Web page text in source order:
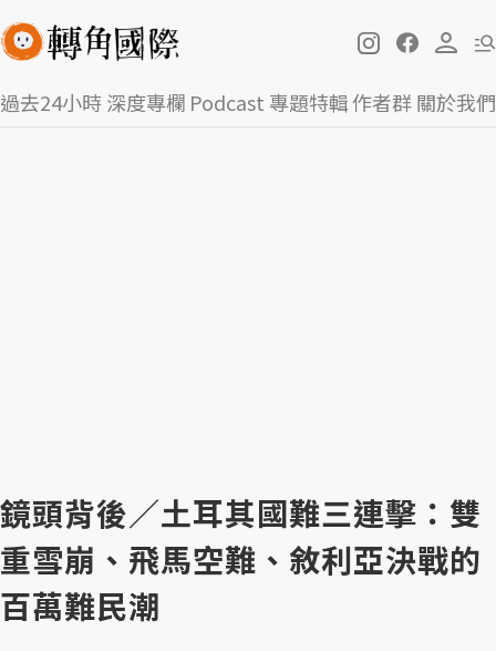
過去24小時深度專欄 Podcast 專題特輯作者群關於我們
鏡頭背後／土耳其國難三連擊：雙
重雪崩、飛馬空難、敘利亞決戰的
百萬難民潮